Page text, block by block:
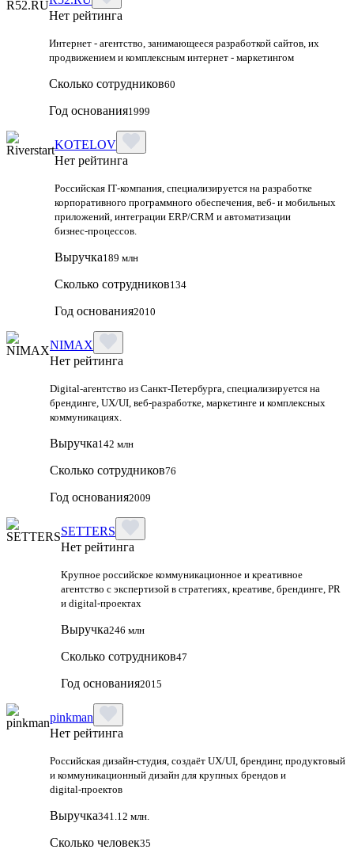
Нет рейтинга
Интернет - агентство, занимающееся разработкой сайтов, их
продвижением и комплексным интернет - маркетингом
Сколько сотрудников60
Год основания1999
KOTELOV
Нет рейтинга
Российская IT‑компания, специализируется на разработке
корпоративного программного обеспечения, веб‑ и мобильных
приложений, интеграции ERP/CRM и автоматизации
бизнес‑процессов.
Выручка189 млн
Сколько сотрудников134
Год основания2010
NIMAX
Нет рейтинга
Digital-агентство из Санкт-Петербурга, специализируется на
брендинге, UX/UI, веб-разработке, маркетинге и комплексных
коммуникациях.
Выручка142 млн
Сколько сотрудников76
Год основания2009
SETTERS
Нет рейтинга
Крупное российское коммуникационное и креативное
агентство с экспертизой в стратегиях, креативе, брендинге, PR
и digital‑проектах
Выручка246 млн
Сколько сотрудников47
Год основания2015
pinkman
Нет рейтинга
Российская дизайн‑студия, создаёт UX/UI, брендинг, продуктовый
и коммуникационный дизайн для крупных брендов и
digital‑проектов
Выручка341.12 млн.
Сколько человек35